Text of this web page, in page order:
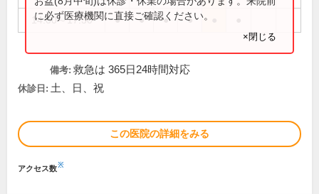
14:00～17:30 ● ● ● ●
に必ず医療機関に直接ご確認ください。
×閉じる
備考: 救急は 365日24時間対応
休診日: 土、日、祝
この医院の詳細をみる
アクセス数※